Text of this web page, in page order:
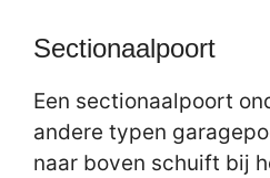
Sectionaalpoort
Een sectionaalpoort
andere typen
naar boven schuift bij